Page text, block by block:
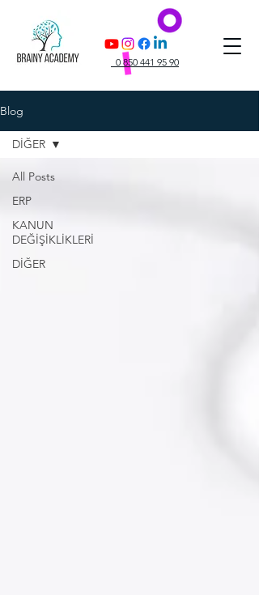
0 850 441 95 90
Blog
All Posts
ERP
KANUN
DEĞİŞİKLİKLERİ
DİĞER
DİĞER